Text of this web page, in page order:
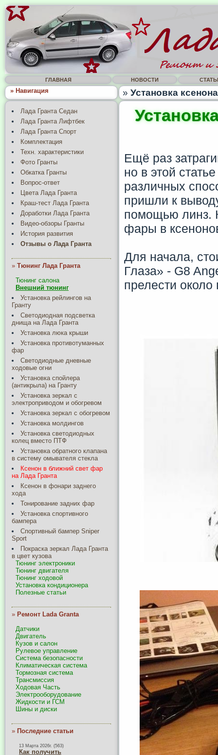
ГЛАВНАЯ НОВОСТИ
» Навигация » Установка
Лада Гранта Седан
Лада Гранта Лифтбек
Лада Гранта Спорт
Комплектация
Техн. характеристики
Фото Гранты
Обкатка Гранты
Вопрос-ответ
Цвета Лада Гранта
Краш-тест Лада Гранта
Доработки Лада Гранта
Видео-обзоры Гранты
История развития
Отзывы о Лада Гранта
» Тюнинг Лада Гранта
Тюнинг салона
Внешний тюнинг
Установка рейлингов на
Гранту
Светодиодная подсветка
днища на Лада Гранта
Установка люка крыши
Установка противотуманных
фар
Светодиодные дневные
ходовые огни
Установка спойлера
(антикрыла) на Гранту
Установка зеркал с
электроприводом и обогревом
Установка зеркал с обогревом
Установка молдингов
Установка светодиодных
колец вместо ПТФ
Установка обратного клапана
в систему омывателя стекла
Ксенон в ближний свет фар
на Лада Гранта
Ксенон в фонари заднего
хода
Тонирование задних фар
Установка спортивного
бампера
Спортивный бампер Sniper
Sport
Покраска зеркал Лада Гранта
в цвет кузова
Тюнинг электроники
Тюнинг двигателя
Тюнинг ходовой
Установка кондиционера
Полезные статьи
» Ремонт Lada Granta
Датчики
Двигатель
Кузов и салон
Рулевое управление
Система безопасности
Климатическая система
Тормозная система
Трансмиссия
Ходовая Часть
Электрооборудование
Жидкости и ГСМ
Шины и диски
» Последние статьи
13 Марта 2026г. (563)
Как получить
Ещё раз
но в этой
различных
пришли к
помощью линз.
фары в
Для начала,
Глаза» - G8
прелести